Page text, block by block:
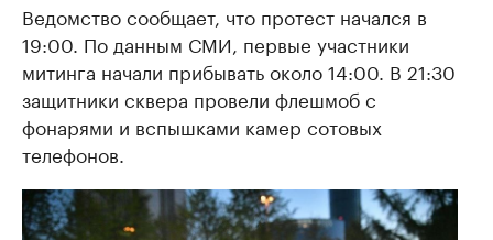
Ведомство сообщает, что протест начался в
19:00. По данным СМИ, первые участники
митинга начали прибывать около 14:00. В 21:30
защитники сквера провели флешмоб с
фонарями и вспышками камер сотовых
телефонов.